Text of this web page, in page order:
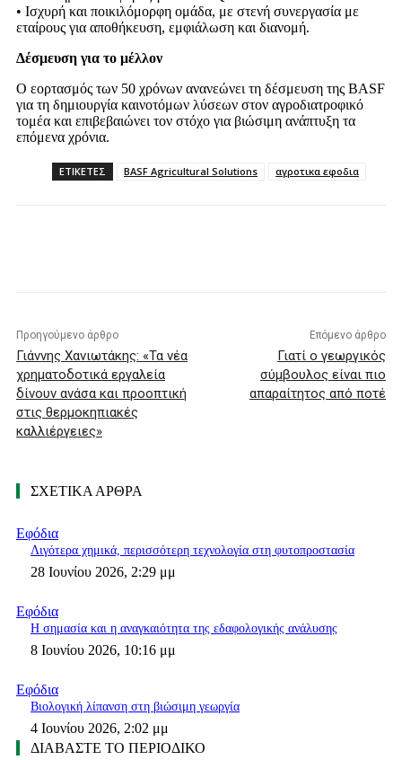
• Ισχυρή και ποικιλόμορφη ομάδα, με στενή συνεργασία με
εταίρους για αποθήκευση, εμφιάλωση και διανομή.
Δέσμευση για το μέλλον
Ο εορτασμός των 50 χρόνων ανανεώνει τη δέσμευση της BASF
για τη δημιουργία καινοτόμων λύσεων στον αγροδιατροφικό
τομέα και επιβεβαιώνει τον στόχο για βιώσιμη ανάπτυξη τα
επόμενα χρόνια.
ΕΤΙΚΕΤΕΣ BASF Agricultural Solutions αγροτικα εφοδια
Προηγούμενο άρθρο
Γιάννης Χανιωτάκης: «Τα νέα
χρηματοδοτικά εργαλεία
δίνουν ανάσα και προοπτική
στις θερμοκηπιακές
καλλιέργειες»
Επόμενο άρθρο
Γιατί ο γεωργικός
σύμβουλος είναι πιο
απαραίτητος από ποτέ
ΣΧΕΤΙΚΑ ΑΡΘΡΑ
Εφόδια
Λιγότερα χημικά, περισσότερη τεχνολογία στη φυτοπροστασία
28 Ιουνίου 2026, 2:29 μμ
Εφόδια
Η σημασία και η αναγκαιότητα της εδαφολογικής ανάλυσης
8 Ιουνίου 2026, 10:16 μμ
Εφόδια
Βιολογική λίπανση στη βιώσιμη γεωργία
4 Ιουνίου 2026, 2:02 μμ
ΔΙΑΒΑΣΤΕ ΤΟ ΠΕΡΙΟΔΙΚΟ